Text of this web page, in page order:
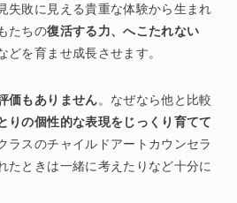
敗に見える貴重な体験から生まれ
たちの復活する力、へこたれない
どを育ませ成長させます。
価もありません。なぜなら他と比較
りの個性的な表現をじっくり育てて
ラスのチャイルドアートカウンセラ
たときは一緒に考えたりなど十分に